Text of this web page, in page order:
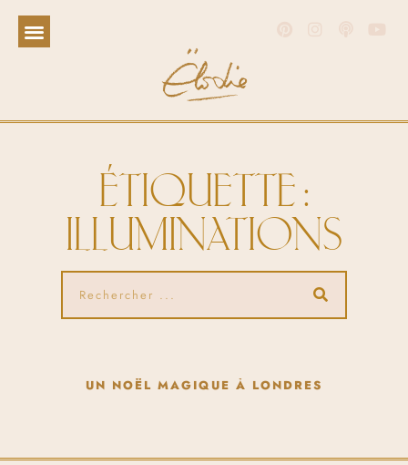
ÉTIQUETTE :
ILLUMINATIONS
UN NOËL MAGIQUE À LONDRES